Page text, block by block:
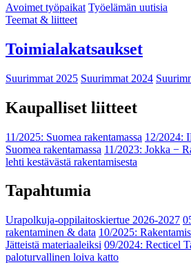
Avoimet työpaikat Työelämän uutisia
Teemat & liitteet
Toimialakatsaukset
Suurimmat 2025 Suurimmat 2024
Kaupalliset liitteet
11/2025: Suomea rakentamassa 12/2024:
Suomea rakentamassa 11/2023: Jokka −
lehti kestävästä rakentamisesta
Tapahtumia
Urapolkuja-oppilaitoskiertue 2026-2027
rakentaminen & data 10/2025:
Jätteistä materiaaleiksi 09/2024: Recticel
paloturvallinen loiva katto